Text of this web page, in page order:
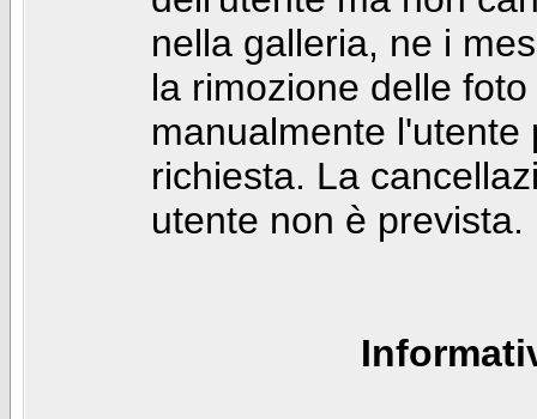
nella galleria, ne i
la rimozione delle
manualmente
richiesta. La
utente non è prevista.